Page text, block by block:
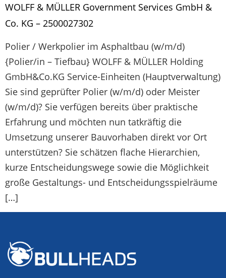
WOLFF & MÜLLER Government Services GmbH &
Co. KG – 2500027302
Polier / Werkpolier im Asphaltbau (w/m/d)
{Polier/in – Tiefbau} WOLFF & MÜLLER Holding
GmbH&Co.KG Service-Einheiten (Hauptverwaltung)
Sie sind geprüfter Polier (w/m/d) oder Meister
(w/m/d)? Sie verfügen bereits über praktische
Erfahrung und möchten nun tatkräftig die
Umsetzung unserer Bauvorhaben direkt vor Ort
unterstützen? Sie schätzen flache Hierarchien,
kurze Entscheidungswege sowie die Möglichkeit
große Gestaltungs- und Entscheidungsspielräume
[…]